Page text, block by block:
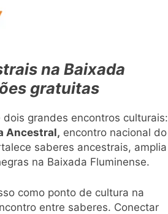
na Baixada
gratuitas
dois grandes encontros culturais:
Ancestral, encontro nacional do
saberes ancestrais, amplia
na Baixada Fluminense.
como ponto de cultura na
entre saberes. Conectar